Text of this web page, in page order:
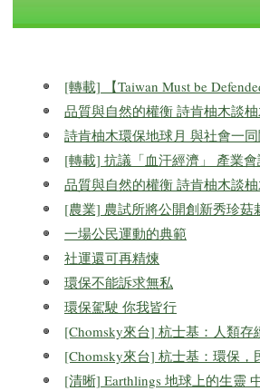
[轉載] 【Taiwan Must be
品質與自然的權衡 詩肯柚木談
詩肯柚木環保地球月 與社會一
[轉載] 抗議「血汗經濟」 產業
品質與自然的權衡 詩肯柚木談
[農業] 農試所將公開創新秀珍菇
一場公民運動的典範
社運還可再精煉
環保不能訴求無私
環保駕駛 你我皆行
[Chomsky來台] 杭士基：人類存
[Chomsky來台] 杭士基：環保
[清晰] Earthlings 地球上的生靈